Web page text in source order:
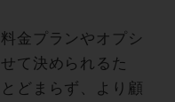
金プランやオプシ
て決められるた
どまらず、より顧